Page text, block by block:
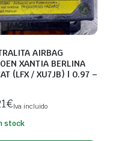
AIRBAG
XANTIA BERLINA
(LFX / XU7JB) | 0.97 –
€Iva incluido
stock